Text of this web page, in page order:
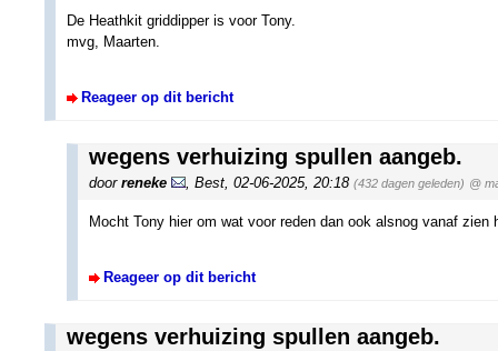
De Heathkit griddipper is voor Tony.
mvg, Maarten.
Reageer op dit bericht
wegens verhuizing spullen aangeb.
door reneke , Best, 02-06-2025, 20:18 (432 dagen geleden) @
Mocht Tony hier om wat voor reden dan ook alsnog vanaf zien
Reageer op dit bericht
wegens verhuizing spullen aangeb.